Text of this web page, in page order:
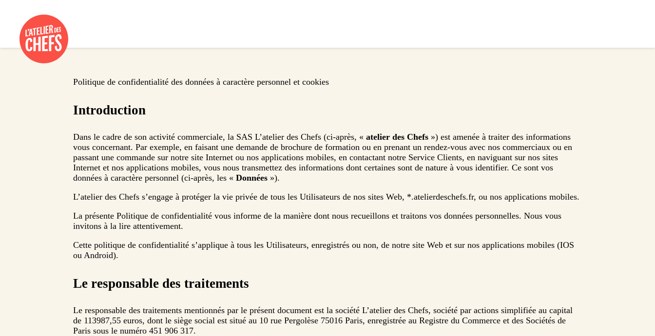
Politique de confidentialité des données à caractère personnel et cookies
Introduction
Dans le cadre de son activité commerciale, la SAS L’atelier des Chefs (ci-après, « atelier des Chefs ») est amenée à traiter des informations
vous concernant. Par exemple, en faisant une demande de brochure de formation ou en prenant un rendez-vous avec nos commerciaux ou en
passant une commande sur notre site Internet ou nos applications mobiles, en contactant notre Service Clients, en naviguant sur nos sites
Internet et nos applications mobiles, vous nous transmettez des informations dont certaines sont de nature à vous identifier. Ce sont vos
données à caractère personnel (ci-après, les « Données »).
L’atelier des Chefs s’engage à protéger la vie privée de tous les Utilisateurs de nos sites Web, *.atelierdeschefs.fr, ou nos applications mobiles.
La présente Politique de confidentialité vous informe de la manière dont nous recueillons et traitons vos données personnelles. Nous vous
invitons à la lire attentivement.
Cette politique de confidentialité s’applique à tous les Utilisateurs, enregistrés ou non, de notre site Web et sur nos applications mobiles (IOS
ou Android).
Le responsable des traitements
Le responsable des traitements mentionnés par le présent document est la société L’atelier des Chefs, société par actions simplifiée au capital
de 113987,55 euros, dont le siège social est situé au 10 rue Pergolèse 75016 Paris, enregistrée au Registre du Commerce et des Sociétés de
Paris sous le numéro 451 906 317.